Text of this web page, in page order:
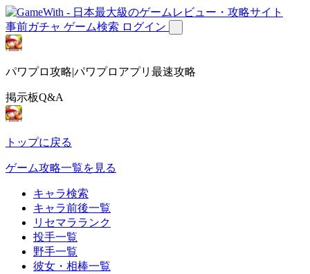
事前ガチャ ゲーム検索 ログイン
パワプロ攻略|パワプロアプリ最速攻略
掲示板Q&A
トップに戻る
ゲーム攻略一覧を見る
キャラ検索
キャラ前後一覧
リセマラランク
投手一覧
野手一覧
彼女・相棒一覧